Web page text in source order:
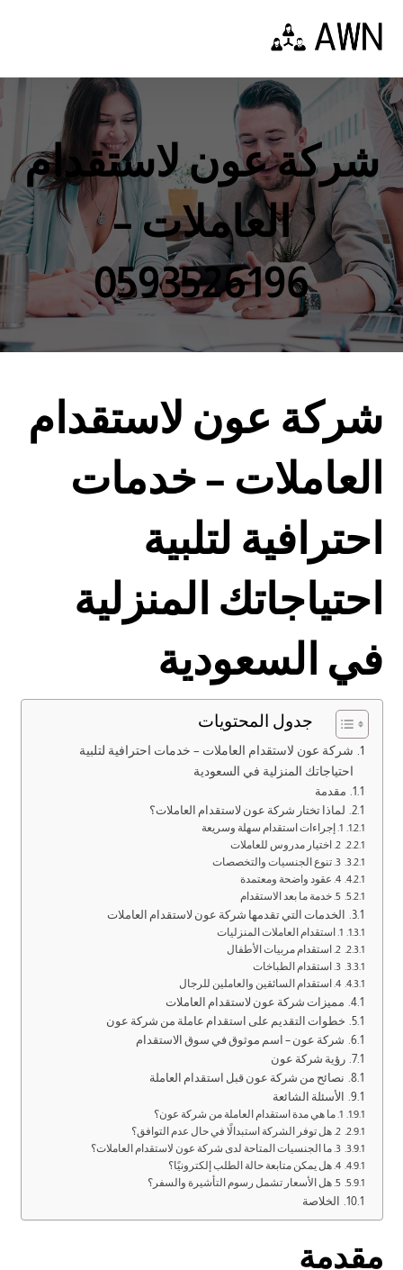
شركة عون لاستقدام
العاملات –
0593526196
شركة عون لاستقدام
العاملات – خدمات
احترافية لتلبية
احتياجاتك المنزلية
في السعودية
جدول المحتويات
شركة عون لاستقدام العاملات – خدمات احترافية لتلبية
احتياجاتك المنزلية في السعودية
مقدمة
لماذا تختار شركة عون لاستقدام العاملات؟
1. إجراءات استقدام سهلة وسريعة
2. اختيار مدروس للعاملات
3. تنوع الجنسيات والتخصصات
4. عقود واضحة ومعتمدة
5. خدمة ما بعد الاستقدام
الخدمات التي تقدمها شركة عون لاستقدام العاملات
1. استقدام العاملات المنزليات
2. استقدام مربيات الأطفال
3. استقدام الطباخات
4. استقدام السائقين والعاملين للرجال
مميزات شركة عون لاستقدام العاملات
خطوات التقديم على استقدام عاملة من شركة عون
شركة عون – اسم موثوق في سوق الاستقدام
رؤية شركة عون
نصائح من شركة عون قبل استقدام العاملة
الأسئلة الشائعة
1. ما هي مدة استقدام العاملة من شركة عون؟
2. هل توفر الشركة استبدالًا في حال عدم التوافق؟
3. ما الجنسيات المتاحة لدى شركة عون لاستقدام العاملات؟
4. هل يمكن متابعة حالة الطلب إلكترونيًا؟
5. هل الأسعار تشمل رسوم التأشيرة والسفر؟
الخلاصة
مقدمة